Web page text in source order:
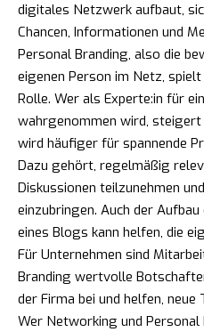
digitales Netzwerk aufbaut,
Chancen, Informationen und
Personal Branding, also die
eigenen Person im Netz,
Rolle. Wer als Experte:in für
wahrgenommen wird, steigert
wird häufiger für spannende
Dazu gehört, regelmäßig
Diskussionen teilzunehmen
einzubringen. Auch der
eines Blogs kann helfen, die
Für Unternehmen sind
Branding wertvolle
der Firma bei und helfen, neue
Wer Networking und